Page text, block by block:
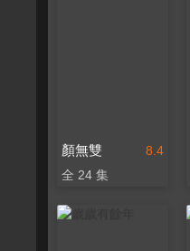
8.4
顏無雙
全 24 集